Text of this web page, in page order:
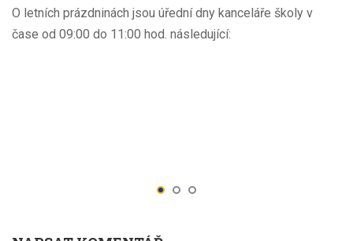
O letních prázdninách jsou úřední dny kanceláře školy v
čase od 09:00 do 11:00 hod. následující: